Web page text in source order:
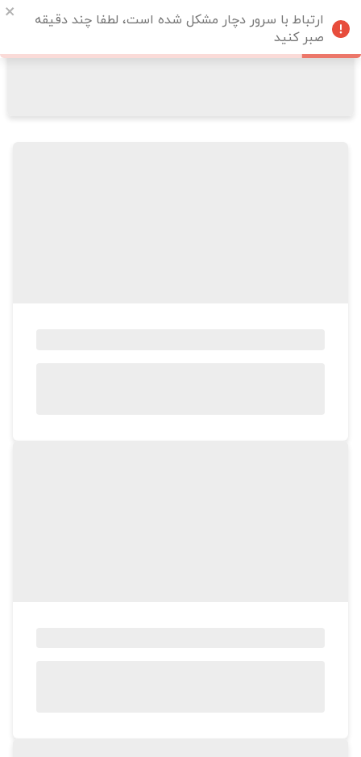
ارتباط با سرور دچار مشکل شده است، لطفا چند دقیقه
صبر کنید